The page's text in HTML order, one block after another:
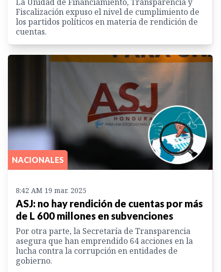
Fiscalización expuso el nivel de cumplimiento de
los partidos políticos en materia de rendición de
cuentas.
NACIONALES
8:42 AM 19 mar. 2025
ASJ: no hay rendición de cuentas por más
de L 600 millones en subvenciones
Por otra parte, la Secretaría de Transparencia
asegura que han emprendido 64 acciones en la
lucha contra la corrupción en entidades de
gobierno.